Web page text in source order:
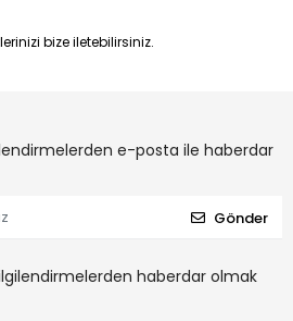
bize iletebilirsiniz.
e-posta ile haberdar
Gönder
haberdar olmak